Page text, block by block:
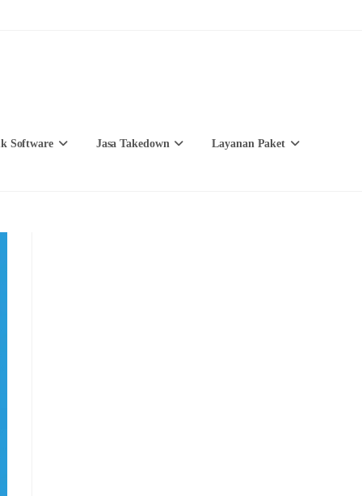
Software Jasa Takedown Layanan Paket